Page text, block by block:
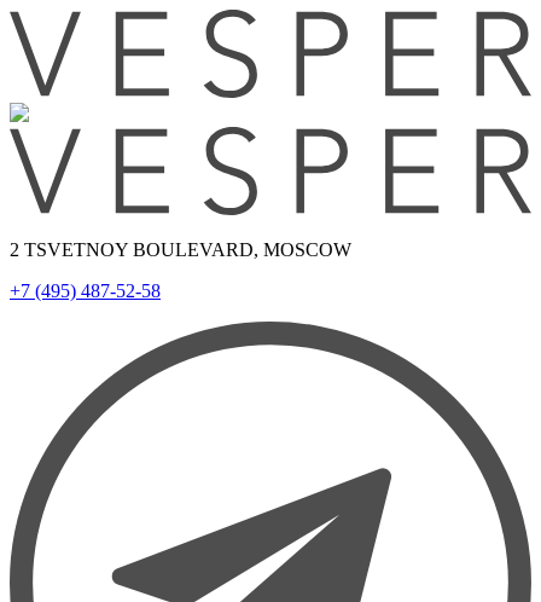
2 TSVETNOY BOULEVARD, MOSCOW
+7 (495) 487-52-58